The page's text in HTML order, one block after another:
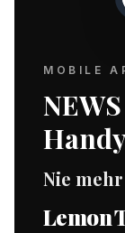
MOBILE
Nie mehr
Lemon